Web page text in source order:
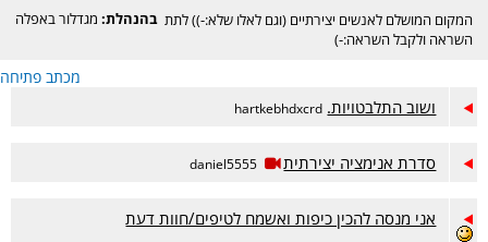
בהנהלת: מגדלור באפלה
המקום המושלם לאנשים יצירתיים (וגם לאלו שלא:-)) לתת
השראה ולקבל השראה:-)
מכתב פתיחה
ושוב התלבטויות. hartkebhdxcrd
סדרת אנימציה יצירתית daniel5555
אני מנסה להכין כיפות ואשמח לטיפים/חוות דעת